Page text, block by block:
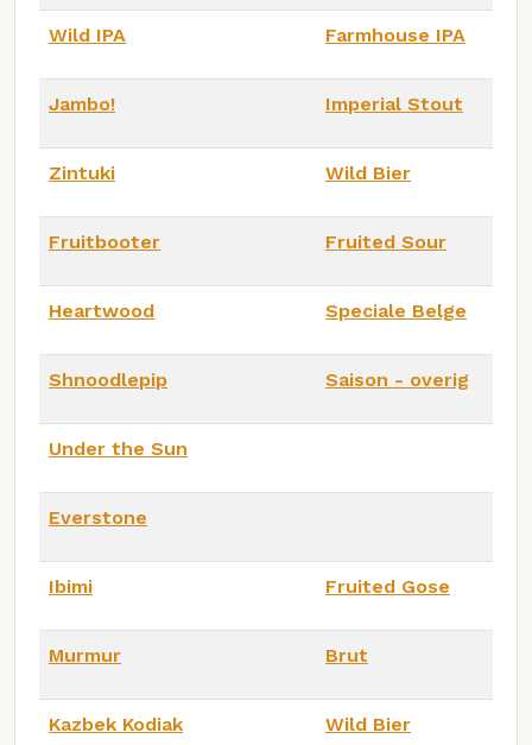
Wild IPA Farmhouse IPA
Jambo! Imperial Stout
Zintuki Wild Bier
Fruitbooter Fruited Sour
Heartwood Speciale Belge
Shnoodlepip Saison - overig
Under the Sun
Everstone
Ibimi Fruited Gose
Murmur Brut
Kazbek Kodiak Wild Bier